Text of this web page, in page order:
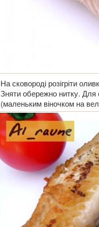
На сковороді розігріти
Зняти обережно нитку. Для
(маленьким віночком на